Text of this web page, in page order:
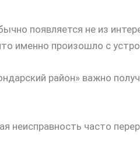
появляется не из
именно произошло с
район» важно
неисправность часто